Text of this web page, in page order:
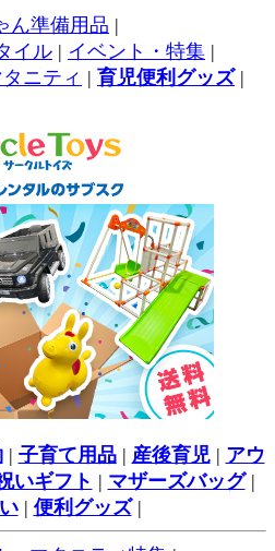
ん準備用品 |
イル | イベント・特集 |
ニティ | 育児便利グッズ|
| 子育て用品| 産後育児| アウ
いギフト | マザーズバッグ|
| 便利グッズ|